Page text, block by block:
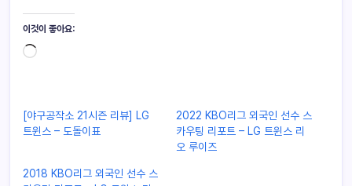
이것이 좋아요:
[야구공작소 21시즌 리뷰] LG
트윈스 – 도돌이표
2022 KBO리그 외국인 선수 스
카우팅 리포트 – LG 트윈스 리
오 루이즈
2018 KBO리그 외국인 선수 스